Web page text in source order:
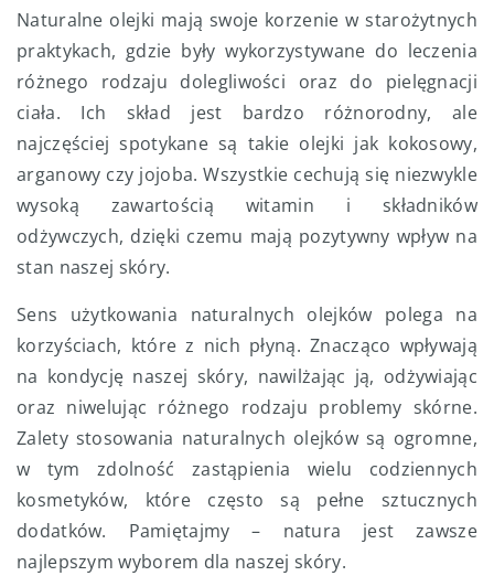
Naturalne olejki mają swoje korzenie w starożytnych
praktykach, gdzie były wykorzystywane do leczenia
różnego rodzaju dolegliwości oraz do pielęgnacji
ciała. Ich skład jest bardzo różnorodny, ale
najczęściej spotykane są takie olejki jak kokosowy,
arganowy czy jojoba. Wszystkie cechują się niezwykle
wysoką zawartością witamin i składników
odżywczych, dzięki czemu mają pozytywny wpływ na
stan naszej skóry.
Sens użytkowania naturalnych olejków polega na
korzyściach, które z nich płyną. Znacząco wpływają
na kondycję naszej skóry, nawilżając ją, odżywiając
oraz niwelując różnego rodzaju problemy skórne.
Zalety stosowania naturalnych olejków są ogromne,
w tym zdolność zastąpienia wielu codziennych
kosmetyków, które często są pełne sztucznych
dodatków. Pamiętajmy – natura jest zawsze
najlepszym wyborem dla naszej skóry.